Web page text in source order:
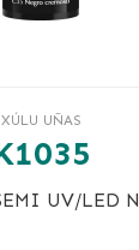
XÚLU UÑAS
UV/LED